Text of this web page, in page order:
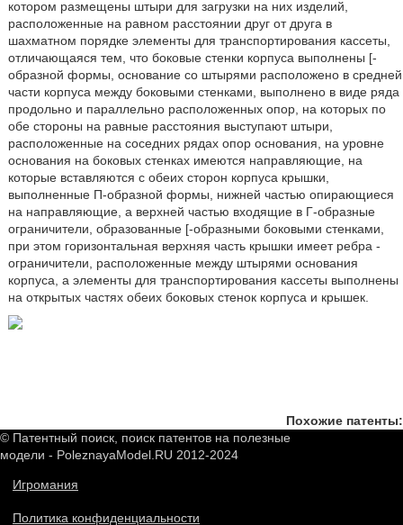
котором размещены штыри для загрузки на них изделий,
расположенные на равном расстоянии друг от друга в
шахматном порядке элементы для транспортирования кассеты,
отличающаяся тем, что боковые стенки корпуса выполнены [-
образной формы, основание со штырями расположено в средней
части корпуса между боковыми стенками, выполнено в виде ряда
продольно и параллельно расположенных опор, на которых по
обе стороны на равные расстояния выступают штыри,
расположенные на соседних рядах опор основания, на уровне
основания на боковых стенках имеются направляющие, на
которые вставляются с обеих сторон корпуса крышки,
выполненные П-образной формы, нижней частью опирающиеся
на направляющие, а верхней частью входящие в Г-образные
ограничители, образованные [-образными боковыми стенками,
при этом горизонтальная верхняя часть крышки имеет ребра -
ограничители, расположенные между штырями основания
корпуса, а элементы для транспортирования кассеты выполнены
на открытых частях обеих боковых стенок корпуса и крышек.
Похожие патенты:
© Патентный поиск, поиск патентов на полезные
модели - PoleznayaModel.RU 2012-2024
Игромания
Политика конфиденциальности